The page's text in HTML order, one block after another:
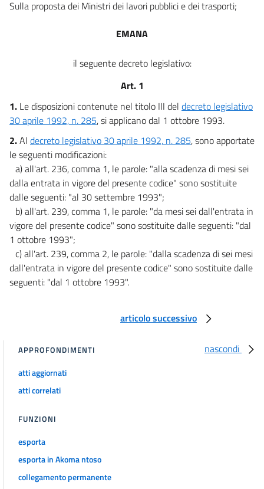
Sulla proposta dei Ministri dei lavori pubblici e dei trasporti;
EMANA
il seguente decreto legislativo:
Art. 1
1. Le disposizioni contenute nel titolo III del decreto legislativo
30 aprile 1992, n. 285, si applicano dal 1 ottobre 1993.
2.Al decreto legislativo 30 aprile 1992, n. 285, sono apportate
le seguenti modificazioni:
a) all'art. 236, comma 1, le parole: "alla scadenza di mesi sei
dalla entrata in vigore del presente codice" sono sostituite
dalle seguenti: "al 30 settembre 1993";
b) all'art. 239, comma 1, le parole: "da mesi sei dall'entrata in
vigore del presente codice" sono sostituite dalle seguenti: "dal
1 ottobre 1993";
c) all'art. 239, comma 2, le parole: "dalla scadenza di sei mesi
dall'entrata in vigore del presente codice" sono sostituite dalle
seguenti: "dal 1 ottobre 1993".
articolo successivo
nascondi
APPROFONDIMENTI
atti aggiornati
atti correlati
FUNZIONI
esporta
esporta in Akoma ntoso
collegamento permanente